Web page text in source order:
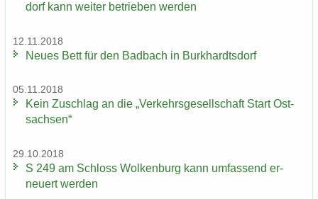
dorf kann wei­ter be­trie­ben wer­den
12.11.2018
Neues Bett für den Bad­bach in Burk­hardts­dorf
05.11.2018
Kein Zu­schlag an die „Ver­kehrs­ge­sell­schaft Start Ost­
sach­sen“
29.10.2018
S 249 am Schloss Wol­ken­burg kann um­fas­send er­
neu­ert wer­den